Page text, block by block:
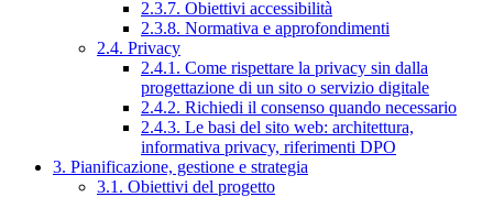
2.3.7. Obiettivi accessibilità
2.3.8. Normativa e approfondimenti
2.4. Privacy
2.4.1. Come rispettare la privacy sin dalla
progettazione di un sito o servizio digitale
2.4.2. Richiedi il consenso quando necessario
2.4.3. Le basi del sito web: architettura,
informativa privacy, riferimenti DPO
3. Pianificazione, gestione e strategia
3.1. Obiettivi del progetto